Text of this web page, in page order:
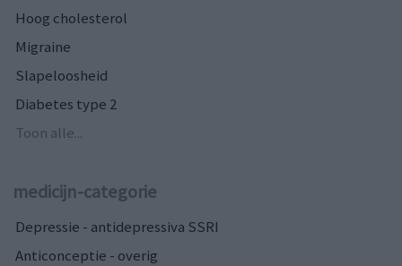
Hoog cholesterol
Migraine
Slapeloosheid
Diabetes type 2
Toon alle...
medicijn-categorie
Depressie - antidepressiva SSRI
Anticonceptie - overig